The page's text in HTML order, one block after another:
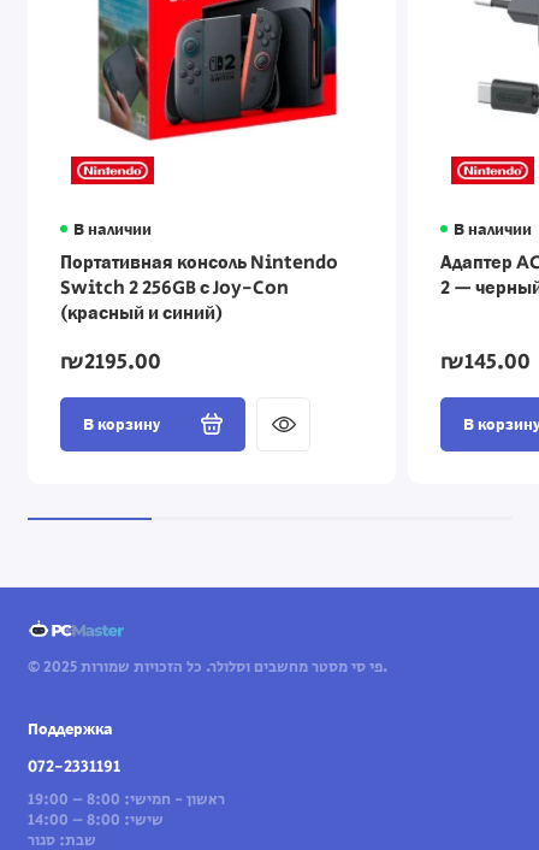
В наличии
Портативная консоль Nintendo
Switch 2 256GB с Joy-Con
(красный и синий)
₪2195.00
В корзину
В наличии
Адаптер
2 —
₪145.00
В корзину
© 2025 פי סי מסטר מחשבים וסלולר. כל הזכויות שמורות.
Поддержка
072-2331191
ראשון - חמישי: 8:00 – 19:00
שישי: 8:00 – 14:00
שבת: סגור